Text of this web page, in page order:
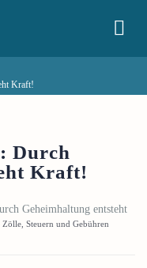
Kraft!
Durch
Kraft!
Steuern und Gebühren
Geheimhaltung entsteht